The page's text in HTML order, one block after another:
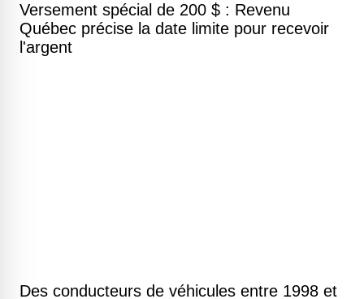
Versement spécial de 200 $ : Revenu
Québec précise la date limite pour recevoir
l'argent
Des conducteurs de véhicules entre 1998 et